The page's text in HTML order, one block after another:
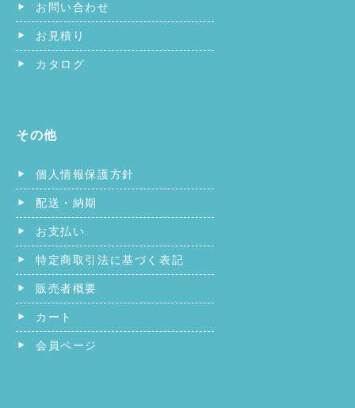
お問い合わせ
お見積り
カタログ
その他
個人情報保護方針
配送・納期
お支払い
特定商取引法に基づく表記
販売者概要
カート
会員ページ